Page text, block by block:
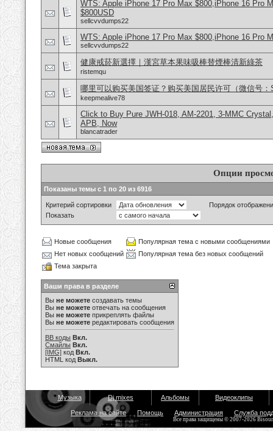
WTS: Apple iPhone 17 Pro Max $800,iPhone 16 Pro
$800USD
sellcvvdumps22
WTS: Apple iPhone 17 Pro Max $800,iPhone 16 Pro
sellcvvdumps22
健康戒菸新選擇｜漢宮草本果味吸棒替煙棒清新綠茶
ristemqu
哪里可以购买美国签证？购买美国居民许可（微信号：
keepmealive78
Click to Buy Pure JWH-018, AM-2201, 3-MMC
APB, Now
blancatrader
Опции
Показаны темы с 1 по 20 из 6916
Критерий сортировки
Порядок
Показать
Новые сообщения
Популярная тема с новыми сообщениями
Нет новых сообщений
Популярная тема без новых сообщений
Тема закрыта
Ваши права в разделе
Вы не можете создавать темы
Вы не можете отвечать на сообщения
Вы не можете прикреплять файлы
Вы не можете редактировать сообщения
BB коды Вкл.
Смайлы Вкл.
[IMG] код Вкл.
HTML код Выкл.
Музыка Dj mixes Альбомы Видеоклипы
Реклама на сайте Помощь Администрация Служба
Все права защищены © 2007-2026